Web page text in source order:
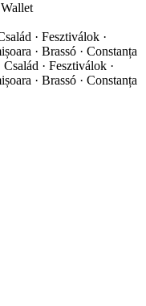
· Fesztiválok ·
· Brassó · Constanța
· Fesztiválok ·
· Brassó · Constanța